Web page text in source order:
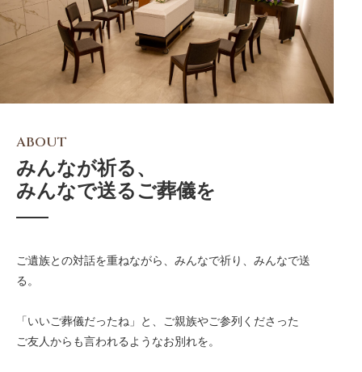
ABOUT
みんなが祈る、
みんなで送るご葬儀を
ご遺族との対話を重ねながら、みんなで祈り、みんなで送
る。
「いいご葬儀だったね」と、ご親族やご参列くださった
ご友人からも言われるようなお別れを。